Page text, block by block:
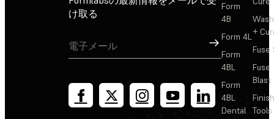
け取る
サインアップ
Form
4B
Form 4L
Form
4BL
Form
4BL
Dental
+
Fuse
Fuse
Blast
Tools